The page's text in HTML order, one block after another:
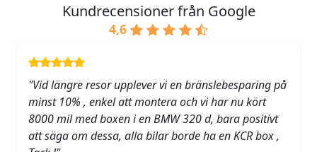
Kundrecensioner från Google
4,6
"Vid längre resor upplever vi en bränslebesparing på
minst 10% , enkel att montera och vi har nu kört
8000 mil med boxen i en BMW 320 d, bara positivt
att säga om dessa, alla bilar borde ha en KCR box ,